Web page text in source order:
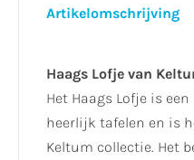
Artikelomschrijving
Haags Lofje van
Het Haags Lofje is
heerlijk tafelen en is
Keltum collectie. Het